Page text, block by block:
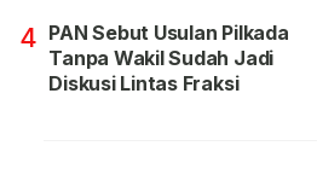
4 PAN Sebut Usulan Pilkada
Tanpa Wakil Sudah Jadi
Diskusi Lintas Fraksi